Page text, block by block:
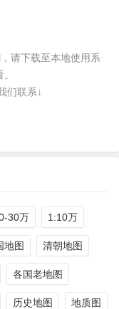
请下载至本地使用系
们联系↓
30万 1:10万
地图 清朝地图
各国老地图
历史地图 地质图